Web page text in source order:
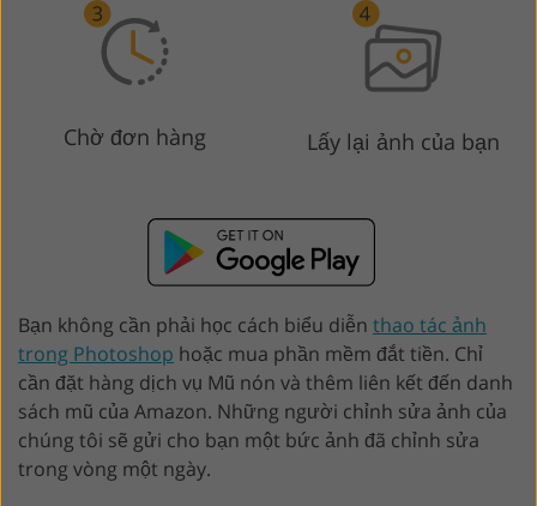
Chờ đơn hàng Lấy lại ảnh của bạn
Bạn không cần phải học cách biểu diễn thao tác ảnh
trong Photoshop hoặc mua phần mềm đắt tiền. Chỉ
cần đặt hàng dịch vụ Mũ nón và thêm liên kết đến danh
sách mũ của Amazon. Những người chỉnh sửa ảnh của
chúng tôi sẽ gửi cho bạn một bức ảnh đã chỉnh sửa
trong vòng một ngày.